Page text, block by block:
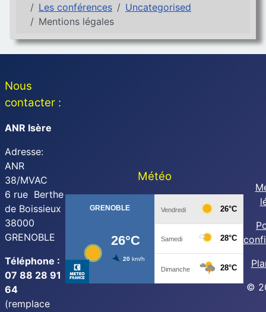
Les conférences
Uncategorised
Mentions légales
Nous
contacter :
ANR Isère
Adresse:
ANR
38/MVAC
6 rue Berthe
de Boissieux
38000
GRENOBLE
Téléphone :
07 88 28 91
64
(remplace
Météo
©